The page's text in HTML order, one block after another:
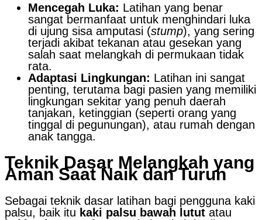
Mencegah Luka: Latihan yang benar
sangat bermanfaat untuk menghindari luka
di ujung sisa amputasi (stump), yang sering
terjadi akibat tekanan atau gesekan yang
salah saat melangkah di permukaan tidak
rata.
Adaptasi Lingkungan: Latihan ini sangat
penting, terutama bagi pasien yang memiliki
lingkungan sekitar yang penuh daerah
tanjakan, ketinggian (seperti orang yang
tinggal di pegunungan), atau rumah dengan
anak tangga.
Teknik Dasar Melangkah yang
Aman Saat Naik dan Turun
Sebagai teknik dasar latihan bagi pengguna kaki
palsu, baik itu kaki palsu bawah lutut atau